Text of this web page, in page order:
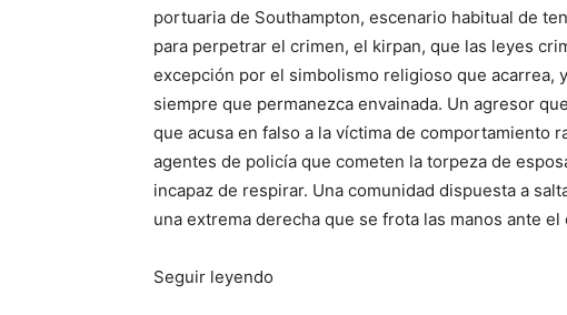
portuaria de Southampton, escenario habitual de
para perpetrar el crimen, el kirpan, que las leyes
excepción por el simbolismo religioso que acarrea,
siempre que permanezca envainada. Un agresor
que acusa en falso a la víctima de comportamiento
agentes de policía que cometen la torpeza de
incapaz de respirar. Una comunidad dispuesta a
una extrema derecha que se frota las manos ante el
Seguir leyendo